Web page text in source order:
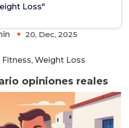
Loss"
20, Dec, 2025
Fitness, Weight Loss
opiniones reales